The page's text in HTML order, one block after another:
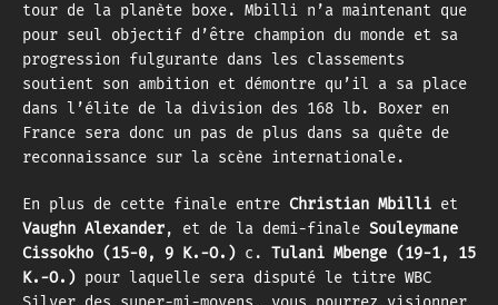
tour de la planète boxe. Mbilli n’a maintenant que
pour seul objectif d’être champion du monde et sa
progression fulgurante dans les classements
soutient son ambition et démontre qu’il a sa place
dans l’élite de la division des 168 lb. Boxer en
France sera donc un pas de plus dans sa quête de
reconnaissance sur la scène internationale.
En plus de cette finale entre Christian Mbilli et
Vaughn Alexander, et de la demi-finale Souleymane
Cissokho (15-0, 9 K.-O.) c. Tulani Mbenge (19-1, 15
K.-O.) pour laquelle sera disputé le titre WBC